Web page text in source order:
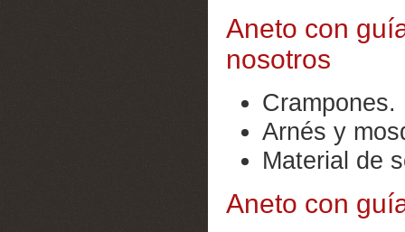
Aneto con
nosotros
Crampones.
Arnés y
Material de
Aneto con